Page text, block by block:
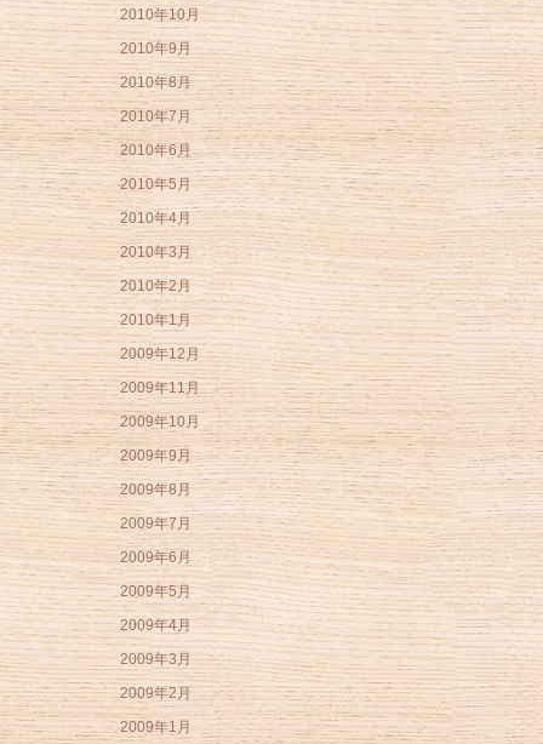
2010年10月
2010年9月
2010年8月
2010年7月
2010年6月
2010年5月
2010年4月
2010年3月
2010年2月
2010年1月
2009年12月
2009年11月
2009年10月
2009年9月
2009年8月
2009年7月
2009年6月
2009年5月
2009年4月
2009年3月
2009年2月
2009年1月